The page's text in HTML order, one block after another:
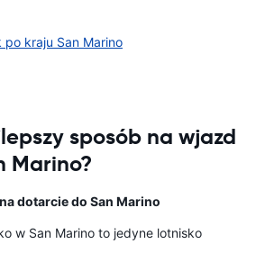
po kraju San Marino
sposób na wjazd
Marino?
dotarcie do San Marino
w San Marino to jedyne lotnisko